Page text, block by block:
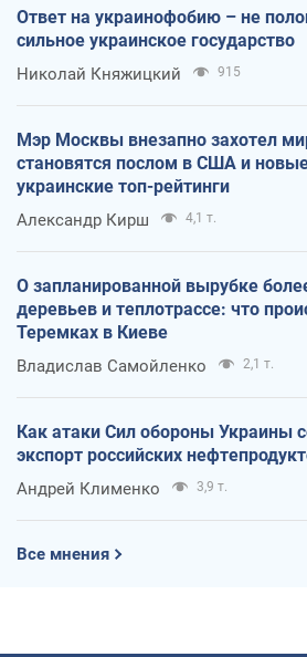
Ответ на украинофобию – не
сильное украинское государство
Николай Княжицкий 915
Мэр Москвы внезапно захотел
становятся послом в США и
украинские топ-рейтинги
Александр Кирш 4,1 т.
О запланированной вырубке
деревьев и теплотрассе: что
Теремках в Киеве
Владислав Самойленко 2,1 т.
Как атаки Сил обороны Украины
экспорт российских
Андрей Клименко 3,9 т.
Все мнения